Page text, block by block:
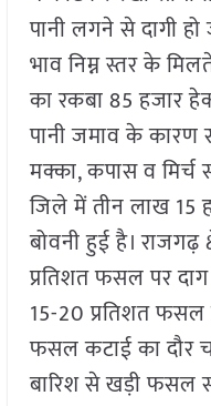
पानी लगने से दागी
भाव निम्न स्तर के
का रकबा 85 हजार
पानी जमाव के कारण
मक्का, कपास व मिर्च
जिले में तीन लाख 15
बोवनी हुई है। राजगढ़
प्रतिशत फसल पर
15-20 प्रतिशत फसल
फसल कटाई का दौर
बारिश से खड़ी फसल